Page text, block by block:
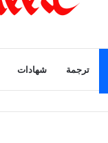
ترجمة شهادات